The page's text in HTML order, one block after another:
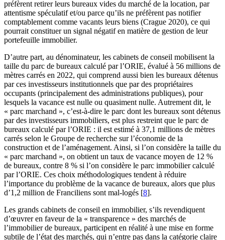
préfèrent retirer leurs bureaux vides du marché de la location, par
attentisme spéculatif et/ou parce qu’ils ne préfèrent pas notifier
comptablement comme vacants leurs biens (Crague 2020), ce qui
pourrait constituer un signal négatif en matière de gestion de leur
portefeuille immobilier.
D’autre part, au dénominateur, les cabinets de conseil mobilisent la
taille du parc de bureaux calculé par l’ORIE, évalué à 56 millions de
mètres carrés en 2022, qui comprend aussi bien les bureaux détenus
par ces investisseurs institutionnels que par des propriétaires
occupants (principalement des administrations publiques), pour
lesquels la vacance est nulle ou quasiment nulle. Autrement dit, le
« parc marchand », c’est-à-dire le parc dont les bureaux sont détenus
par des investisseurs immobiliers, est plus restreint que le parc de
bureaux calculé par l’ORIE : il est estimé à 37,1 millions de mètres
carrés selon le Groupe de recherche sur l’économie de la
construction et de l’aménagement. Ainsi, si l’on considère la taille du
« parc marchand », on obtient un taux de vacance moyen de 12 %
de bureaux, contre 8 % si l’on considère le parc immobilier calculé
par l’ORIE. Ces choix méthodologiques tendent à réduire
l’importance du problème de la vacance de bureaux, alors que plus
d’1,2 million de Franciliens sont mal-logés [8].
Les grands cabinets de conseil en immobilier, s’ils revendiquent
d’œuvrer en faveur de la « transparence » des marchés de
l’immobilier de bureaux, participent en réalité à une mise en forme
subtile de l’état des marchés, qui n’entre pas dans la catégorie claire